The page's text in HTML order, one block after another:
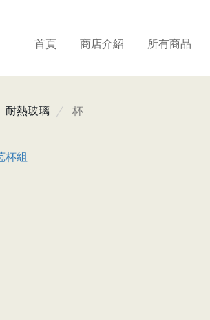
首頁 商店介紹 所有商品
耐熱玻璃 杯